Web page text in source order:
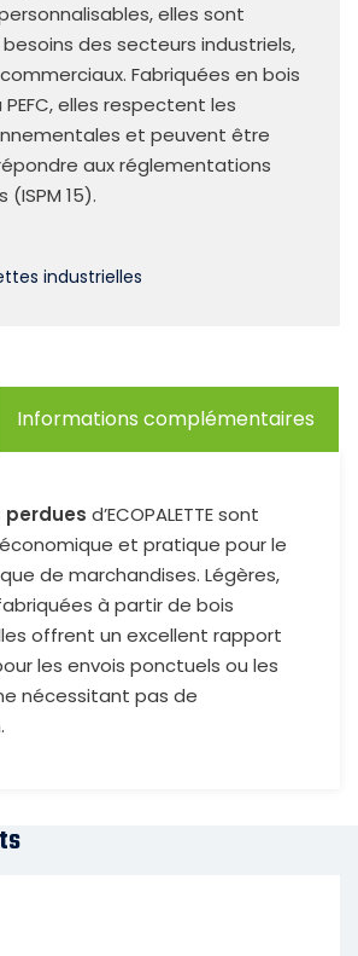
elles sont
des secteurs industriels,
Fabriquées en bois
elles respectent les
et peuvent être
aux réglementations
15).
industrielles
Informations complémentaires
d’ECOPALETTE sont
et pratique pour le
de marchandises. Légères,
à partir de bois
offrent un excellent rapport
les envois ponctuels ou les
nécessitant pas de